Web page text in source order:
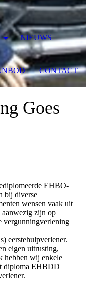
Goes
EHBO-
bij diverse
wensen vaak uit
aanwezig zijn op
vergunningverlening
eerstehulpverlener.
eigen uitrusting,
hebben wij enkele
diploma EHBDD
NIEUWS
CONTACT